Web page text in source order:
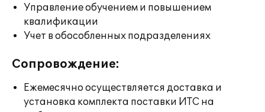
Управление обучением и повышением
квалификации
Учет в обособленных подразделениях
Сопровождение:
Ежемесячно осуществляется доставка и
установка комплекта поставки ИТС на